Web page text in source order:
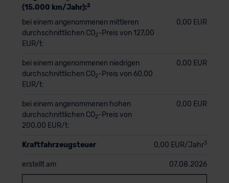
(15.000 km/Jahr):2
bei einem angenommenen mittleren
durchschnittlichen CO2-Preis von 127,00
EUR/t:
0,00 EUR
bei einem angenommenen niedrigen
durchschnittlichen CO2-Preis von 60,00
EUR/t:
0,00 EUR
bei einem angenommenen hohen
durchschnittlichen CO2-Preis von
200,00 EUR/t:
0,00 EUR
Kraftfahrzeugsteuer 0,00 EUR/Jahr3
erstellt am 07.08.2026